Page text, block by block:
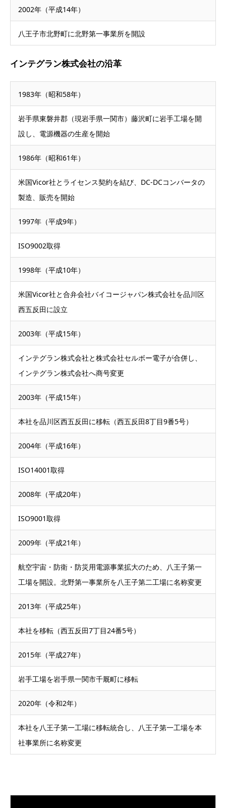
2002年（平成14年）
八王子市北野町に北野第一事業所を開設
インテグラン株式会社の沿革
1983年（昭和58年）
岩手県東磐井郡（現岩手県一関市）藤沢町に岩手工場を開
設し、電源機器の生産を開始
1986年（昭和61年）
米国Vicor社とライセンス契約を結び、DC-DCコンバータの
製造、販売を開始
1997年（平成9年）
ISO9002取得
1998年（平成10年）
米国Vicor社と合弁会社バイコージャパン株式会社を品川区
西五反田に設立
2003年（平成15年）
インテグラン株式会社と株式会社セルボー電子が合併し、
インテグラン株式会社へ商号変更
2003年（平成15年）
本社を品川区西五反田に移転（西五反田8丁目9番5号）
2004年（平成16年）
ISO14001取得
2008年（平成20年）
ISO9001取得
2009年（平成21年）
航空宇宙・防衛・防災用電源事業拡大のため、八王子第一
工場を開設。北野第一事業所を八王子第二工場に名称変更
2013年（平成25年）
本社を移転（西五反田7丁目24番5号）
2015年（平成27年）
岩手工場を岩手県一関市千厩町に移転
2020年（令和2年）
本社を八王子第一工場に移転統合し、八王子第一工場を本
社事業所に名称変更